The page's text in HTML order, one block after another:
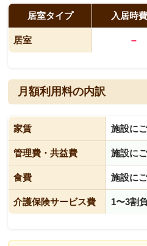
居室タイプ 入居時
居室 –
月額利用料の内訳
家賃 施設に
管理費・共益費 施設に
食費 施設に
介護保険サービス費 1〜3割